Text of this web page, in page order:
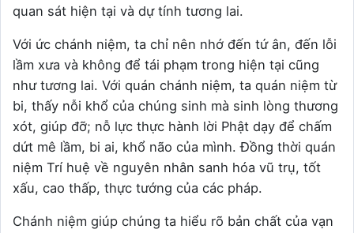
quan sát hiện tại và dự tính tương lai.
Với ức chánh niệm, ta chỉ nên nhớ đến tứ ân, đến lỗi
lầm xưa và không để tái phạm trong hiện tại cũng
như tương lai. Với quán chánh niệm, ta quán niệm từ
bi, thấy nỗi khổ của chúng sinh mà sinh lòng thương
xót, giúp đỡ; nỗ lực thực hành lời Phật dạy để chấm
dứt mê lầm, bi ai, khổ não của mình. Đồng thời quán
niệm Trí huệ về nguyên nhân sanh hóa vũ trụ, tốt
xấu, cao thấp, thực tướng của các pháp.
Chánh niệm giúp chúng ta hiểu rõ bản chất của vạn